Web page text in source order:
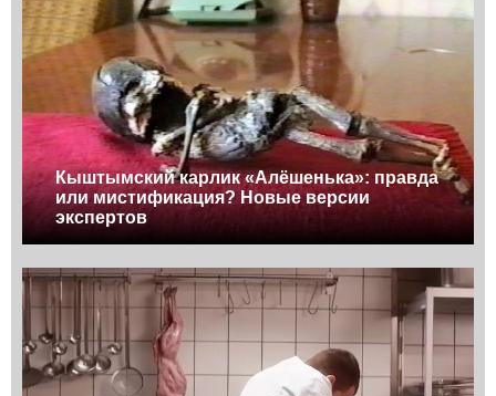
Кыштымский карлик «Алёшенька»: правда
или мистификация? Новые версии
экспертов